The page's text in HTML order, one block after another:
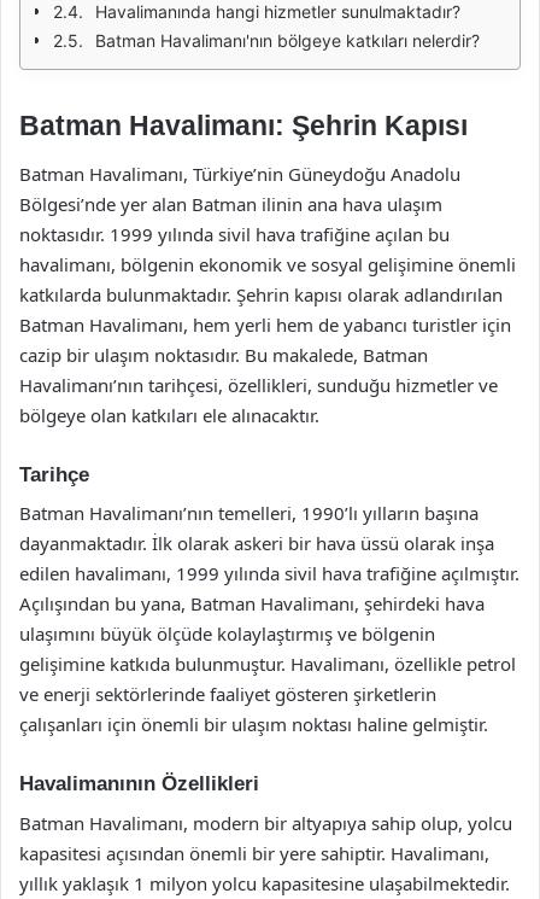
Havalimanında hangi hizmetler sunulmaktadır?
Batman Havalimanı'nın bölgeye katkıları nelerdir?
Batman Havalimanı: Şehrin Kapısı
Batman Havalimanı, Türkiye’nin Güneydoğu Anadolu
Bölgesi’nde yer alan Batman ilinin ana hava ulaşım
noktasıdır. 1999 yılında sivil hava trafiğine açılan bu
havalimanı, bölgenin ekonomik ve sosyal gelişimine önemli
katkılarda bulunmaktadır. Şehrin kapısı olarak adlandırılan
Batman Havalimanı, hem yerli hem de yabancı turistler için
cazip bir ulaşım noktasıdır. Bu makalede, Batman
Havalimanı’nın tarihçesi, özellikleri, sunduğu hizmetler ve
bölgeye olan katkıları ele alınacaktır.
Tarihçe
Batman Havalimanı’nın temelleri, 1990’lı yılların başına
dayanmaktadır. İlk olarak askeri bir hava üssü olarak inşa
edilen havalimanı, 1999 yılında sivil hava trafiğine açılmıştır.
Açılışından bu yana, Batman Havalimanı, şehirdeki hava
ulaşımını büyük ölçüde kolaylaştırmış ve bölgenin
gelişimine katkıda bulunmuştur. Havalimanı, özellikle petrol
ve enerji sektörlerinde faaliyet gösteren şirketlerin
çalışanları için önemli bir ulaşım noktası haline gelmiştir.
Havalimanının Özellikleri
Batman Havalimanı, modern bir altyapıya sahip olup, yolcu
kapasitesi açısından önemli bir yere sahiptir. Havalimanı,
yıllık yaklaşık 1 milyon yolcu kapasitesine ulaşabilmektedir.